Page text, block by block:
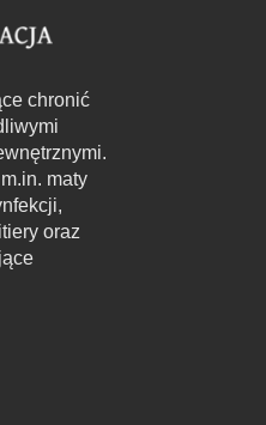
chronić
maty
oraz